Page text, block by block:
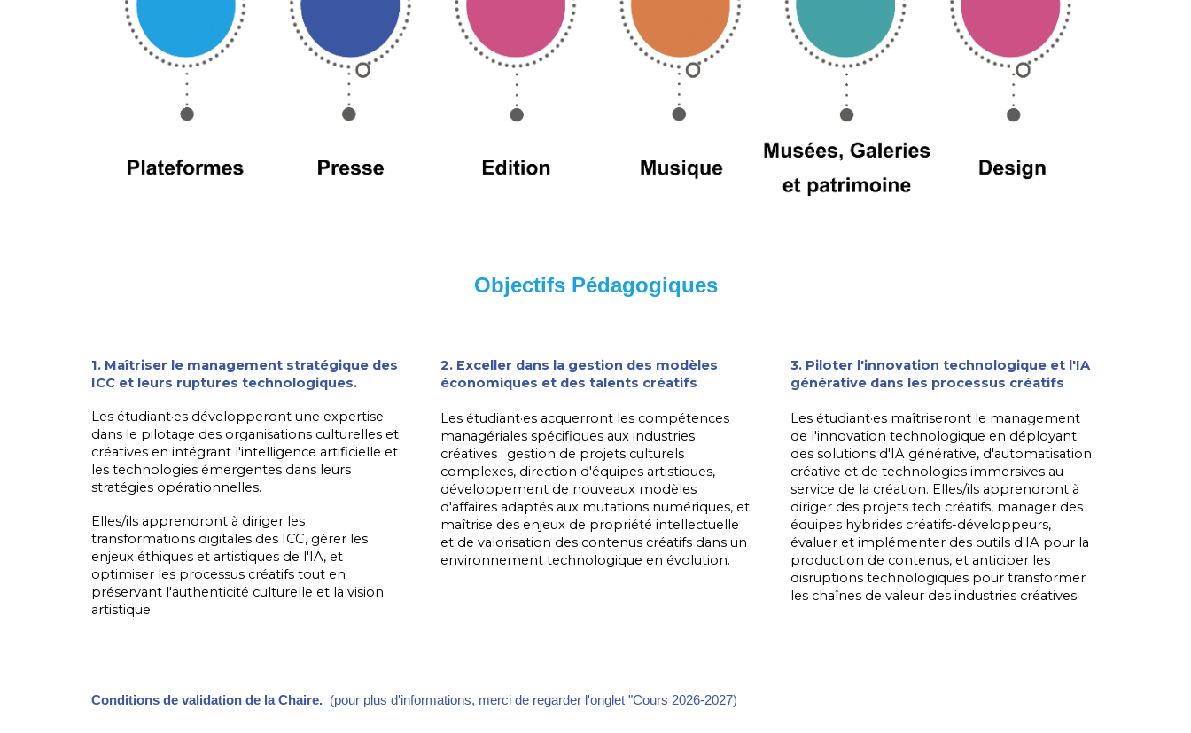
Objectifs Pédagogiques
1. Maîtriser le management stratégique des
ICC et leurs ruptures technologiques.
Les étudiant·es développeront une expertise
dans le pilotage des organisations culturelles et
créatives en intégrant l'intelligence artificielle et
les technologies émergentes dans leurs
stratégies opérationnelles.
Elles/ils apprendront à diriger les
transformations digitales des ICC, gérer les
enjeux éthiques et artistiques de l'IA, et
optimiser les processus créatifs tout en
préservant l'authenticité culturelle et la vision
artistique.
2. Exceller dans la gestion des modèles
économiques et des talents créatifs
Les étudiant·es acquerront les compétences
managériales spécifiques aux industries
créatives : gestion de projets culturels
complexes, direction d'équipes artistiques,
développement de nouveaux modèles
d'affaires adaptés aux mutations numériques, et
maîtrise des enjeux de propriété intellectuelle
et de valorisation des contenus créatifs dans un
environnement technologique en évolution.
3. Piloter l'innovation technologique et l'IA
générative dans les processus créatifs
Les étudiant·es maîtriseront le management
de l'innovation technologique en déployant
des solutions d'IA générative, d'automatisation
créative et de technologies immersives au
service de la création. Elles/ils apprendront à
diriger des projets tech créatifs, manager des
équipes hybrides créatifs-développeurs,
évaluer et implémenter des outils d'IA pour la
production de contenus, et anticiper les
disruptions technologiques pour transformer
les chaînes de valeur des industries créatives.
Conditions de validation de la Chaire. (pour plus d'informations, merci de regarder l'onglet "Cours 2026-2027)